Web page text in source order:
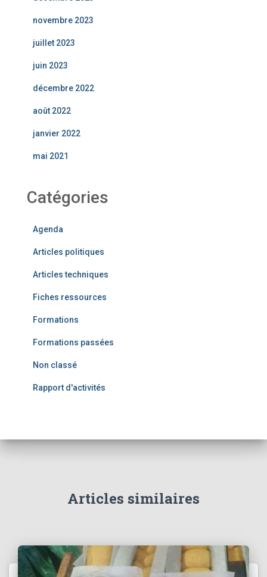
novembre 2023
juillet 2023
juin 2023
décembre 2022
août 2022
janvier 2022
mai 2021
Catégories
Agenda
Articles politiques
Articles techniques
Fiches ressources
Formations
Formations passées
Non classé
Rapport d'activités
Articles similaires